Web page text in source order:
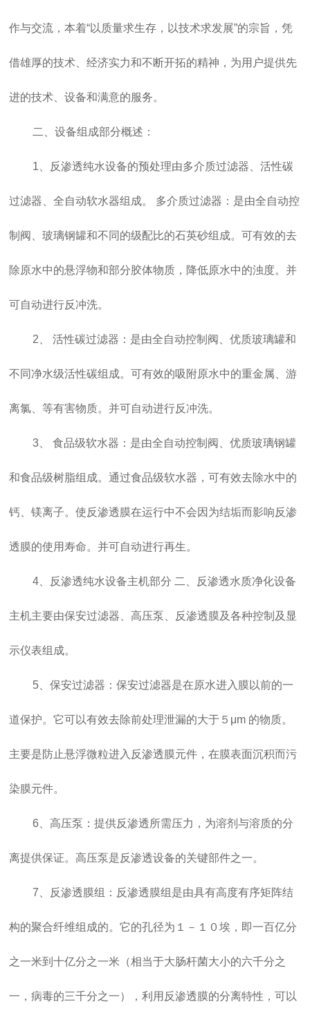
作与交流，本着“以质量求生存，以技术求发展”的宗旨，凭
借雄厚的技术、经济实力和不断开拓的精神，为用户提供先
进的技术、设备和满意的服务。
二、设备组成部分概述：
1、反渗透纯水设备的预处理由多介质过滤器、活性碳
过滤器、全自动软水器组成。 多介质过滤器：是由全自动控
制阀、玻璃钢罐和不同的级配比的石英砂组成。可有效的去
除原水中的悬浮物和部分胶体物质，降低原水中的浊度。并
可自动进行反冲洗。
2、 活性碳过滤器：是由全自动控制阀、优质玻璃罐和
不同净水级活性碳组成。可有效的吸附原水中的重金属、游
离氯、等有害物质。并可自动进行反冲洗。
3、 食品级软水器：是由全自动控制阀、优质玻璃钢罐
和食品级树脂组成。通过食品级软水器，可有效去除水中的
钙、镁离子。使反渗透膜在运行中不会因为结垢而影响反渗
透膜的使用寿命。并可自动进行再生。
4、反渗透纯水设备主机部分 二、反渗透水质净化设备
主机主要由保安过滤器、高压泵、反渗透膜及各种控制及显
示仪表组成。
5、保安过滤器：保安过滤器是在原水进入膜以前的一
道保护。它可以有效去除前处理泄漏的大于５μm 的物质。
主要是防止悬浮微粒进入反渗透膜元件，在膜表面沉积而污
染膜元件。
6、高压泵：提供反渗透所需压力，为溶剂与溶质的分
离提供保证。高压泵是反渗透设备的关键部件之一。
7、反渗透膜组：反渗透膜组是由具有高度有序矩阵结
构的聚合纤维组成的。它的孔径为１－１０埃，即一百亿分
之一米到十亿分之一米（相当于大肠杆菌大小的六千分之
一，病毒的三千分之一），利用反渗透膜的分离特性，可以